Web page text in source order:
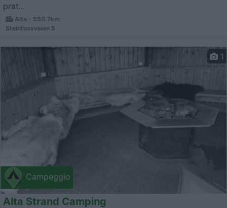
prat...
Alta - 550.7km
Steinfossveien 5
Campeggio
1
Alta Strand Camping